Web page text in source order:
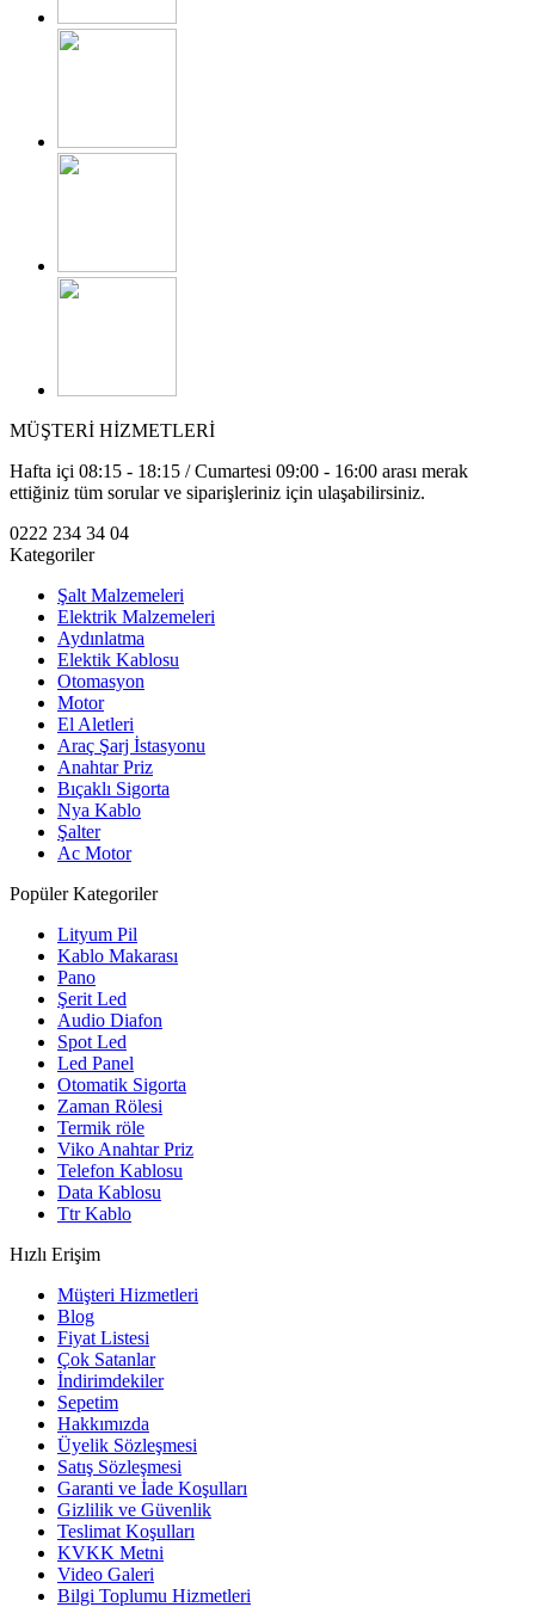
MÜŞTERİ HİZMETLERİ
Hafta içi 08:15 - 18:15 / Cumartesi 09:00 - 16:00 arası merak
ettiğiniz tüm sorular ve siparişleriniz için ulaşabilirsiniz.
0222 234 34 04
Kategoriler
Şalt Malzemeleri
Elektrik Malzemeleri
Aydınlatma
Elektik Kablosu
Otomasyon
Motor
El Aletleri
Araç Şarj İstasyonu
Anahtar Priz
Bıçaklı Sigorta
Nya Kablo
Şalter
Ac Motor
Popüler Kategoriler
Lityum Pil
Kablo Makarası
Pano
Şerit Led
Audio Diafon
Spot Led
Led Panel
Otomatik Sigorta
Zaman Rölesi
Termik röle
Viko Anahtar Priz
Telefon Kablosu
Data Kablosu
Ttr Kablo
Hızlı Erişim
Müşteri Hizmetleri
Blog
Fiyat Listesi
Çok Satanlar
İndirimdekiler
Sepetim
Hakkımızda
Üyelik Sözleşmesi
Satış Sözleşmesi
Garanti ve İade Koşulları
Gizlilik ve Güvenlik
Teslimat Koşulları
KVKK Metni
Video Galeri
Bilgi Toplumu Hizmetleri